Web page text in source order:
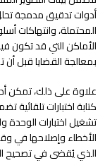
أدوات تدقيق مدمجة تحلل
المحتملة، وانتهاكات
الأماكن التي قد تكون
بمعالجة القضايا قبل
كتابة اختبارات
تشغيل اختبارات الوحدة
الأخطاء وإصلاحها في
الذي يُقضى في تصحيح